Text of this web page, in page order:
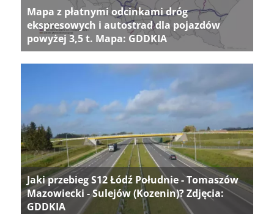
Mapa z płatnymi odcinkami dróg
ekspresowych i autostrad dla pojazdów
powyżej 3,5 t. Mapa: GDDKIA
Jaki przebieg S12 Łódź Południe - Tomaszów
Mazowiecki - Sulejów (Kozenin)? Zdjęcia:
GDDKIA